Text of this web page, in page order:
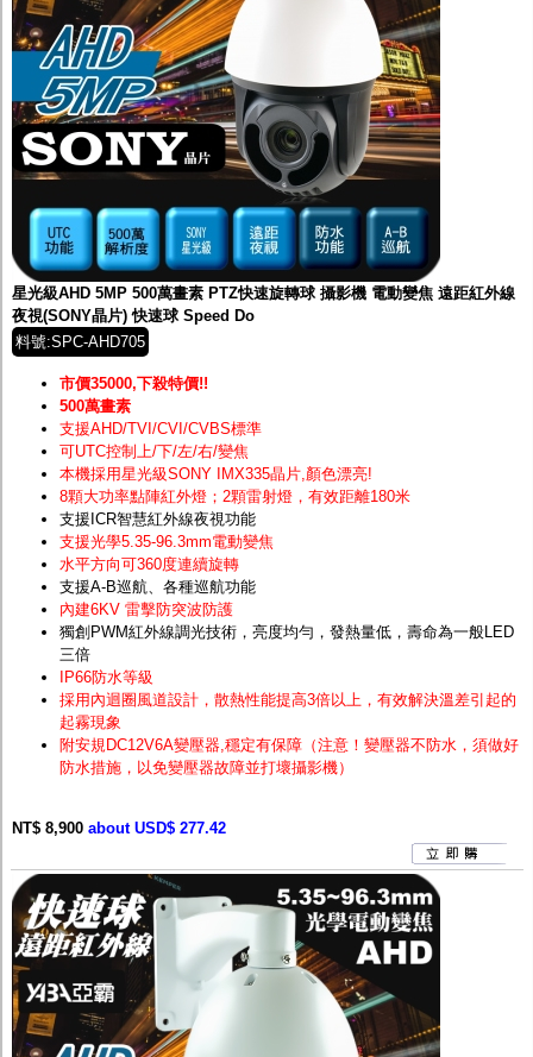
星光級AHD 5MP 500萬畫素 PTZ快速旋轉球 攝影機 電動變焦 遠距紅外線
夜視(SONY晶片) 快速球 Speed Do
料號:SPC-AHD705
市價35000,下殺特價!!
500萬畫素
支援AHD/TVI/CVI/CVBS標準
可UTC控制上/下/左/右/變焦
本機採用星光級SONY IMX335晶片,顏色漂亮!
8顆大功率點陣紅外燈；2顆雷射燈，有效距離180米
支援ICR智慧紅外線夜視功能
支援光學5.35-96.3mm電動變焦
水平方向可360度連續旋轉
支援A-B巡航、各種巡航功能
內建6KV 雷擊防突波防護
獨創PWM紅外線調光技術，亮度均勻，發熱量低，壽命為一般LED
三倍
IP66防水等級
採用內迴圈風道設計，散熱性能提高3倍以上，有效解決溫差引起的
起霧現象
附安規DC12V6A變壓器,穩定有保障（注意！變壓器不防水，須做好
防水措施，以免變壓器故障並打壞攝影機）
NT$ 8,900 about USD$ 277.42